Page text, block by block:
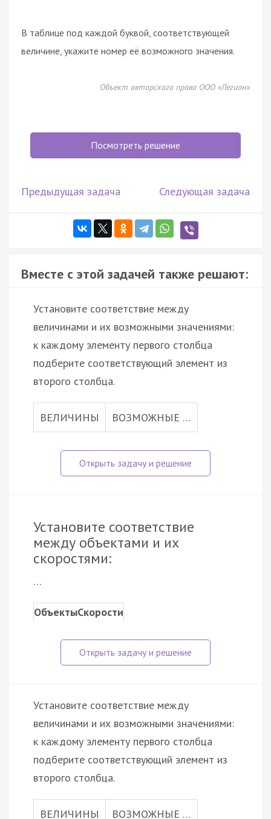
В таблице под каждой буквой, соответствующей
величине, укажите номер её возможного значения.
Объект авторского права ООО «Легион»
Посмотреть решение
Предыдущая задача Следующая задача
Вместе с этой задачей также решают:
Установите соответствие между
величинами и их возможными значениями:
к каждому элементу первого столбца
подберите соответствующий элемент из
второго столбца.
ВЕЛИЧИНЫ ВОЗМОЖНЫЕ …
Установите соответствие
между объектами и их
скоростями:
…
ОбъектыСкорости
Установите соответствие между
величинами и их возможными значениями:
к каждому элементу первого столбца
подберите соответствующий элемент из
второго столбца.
ВЕЛИЧИНЫ ВОЗМОЖНЫЕ …